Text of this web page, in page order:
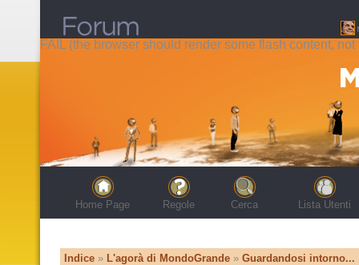
FAIL (the browser should render some flash content, not
Home Page Regole Cerca Lista Utenti
Indice » L'agorà di MondoGrande » Guardandosi intorno...